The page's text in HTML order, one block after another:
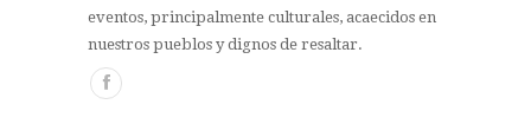
eventos, principalmente culturales, acaecidos en
nuestros pueblos y dignos de resaltar.